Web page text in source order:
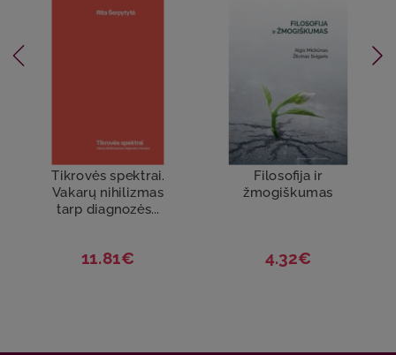
Tikrovės spektrai.
Vakarų nihilizmas
tarp diagnozės...
11.81€
Filosofija ir
žmogiškumas
4.32€